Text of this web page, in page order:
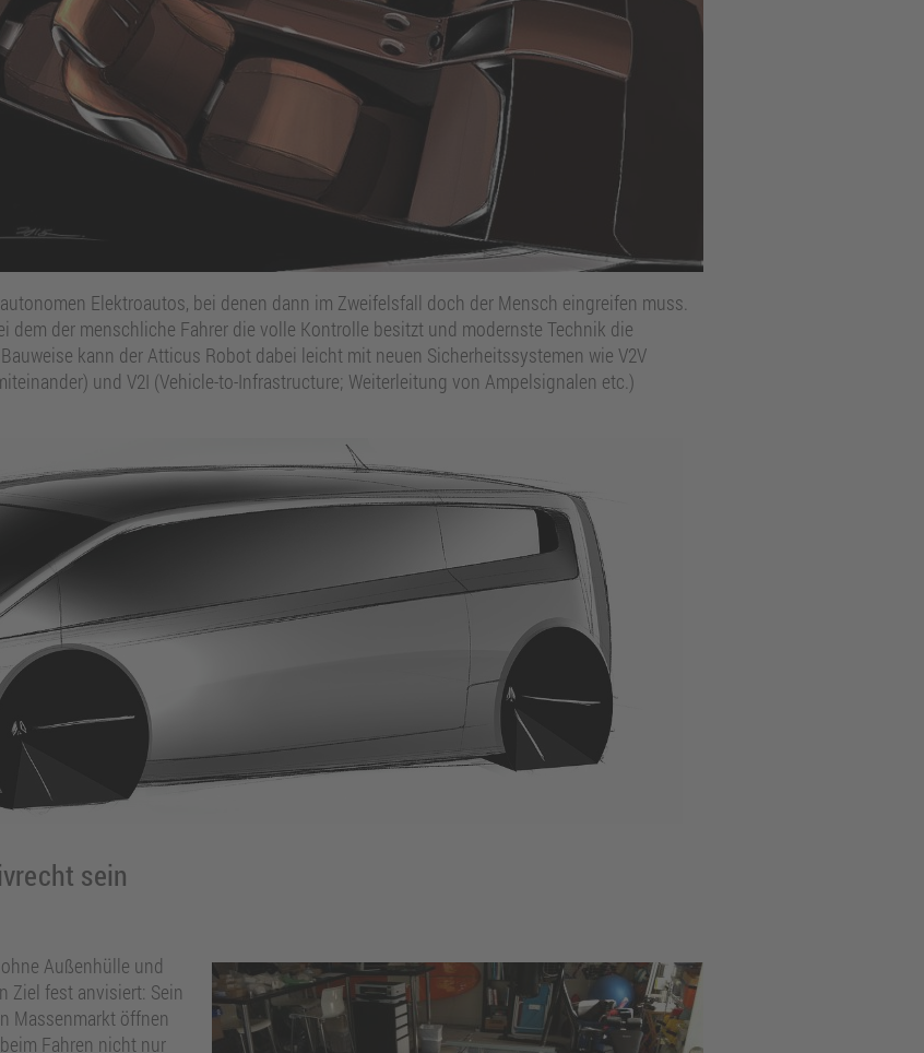
Elektroautos, bei denen dann im Zweifelsfall doch der Mensch eingreifen muss.
dem der menschliche Fahrer die volle Kontrolle besitzt und modernste Technik die
kann der Atticus Robot dabei leicht mit neuen Sicherheitssystemen wie V2V
und V2I (Vehicle-to-Infrastructure; Weiterleitung von Ampelsignalen etc.)
sein
Außenhülle und
Ziel fest anvisiert: Sein
Massenmarkt öffnen
Fahren nicht nur